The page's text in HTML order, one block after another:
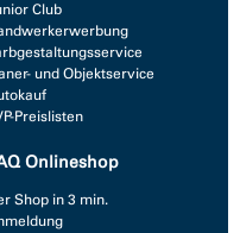
Club
und Objektservice
Preislisten
Onlineshop
Shop in 3 min.